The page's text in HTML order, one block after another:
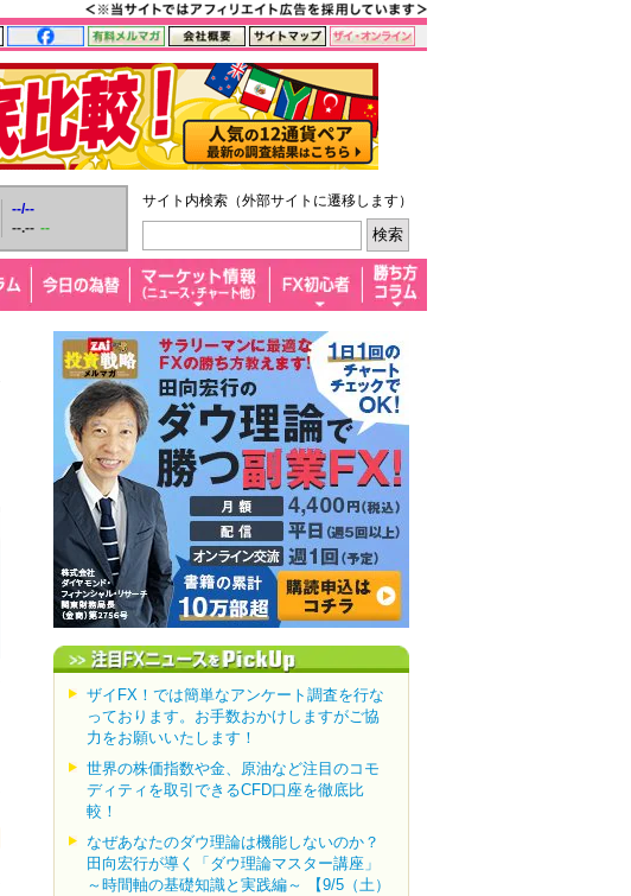
--/--
--.-- --
サイト内検索（外部サイトに遷移します）
ザイFX！では簡単なアンケート調査を行な
っております。お手数おかけしますがご協
力をお願いいたします！
世界の株価指数や金、原油など注目のコモ
ディティを取引できるCFD口座を徹底比
較！
なぜあなたのダウ理論は機能しないのか？
田向宏行が導く「ダウ理論マスター講座」
～時間軸の基礎知識と実践編～ 【9/5（土）